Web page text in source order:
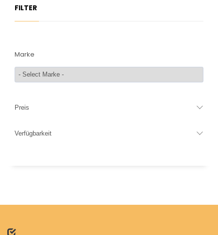
FILTER
Marke
Preis
Verfügbarkeit